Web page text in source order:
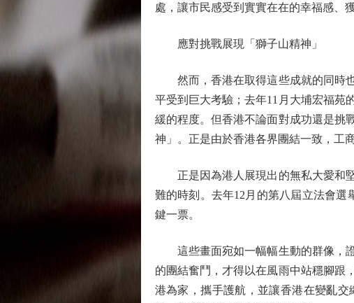
處，讓市民感受到實實在在的幸福感、獲
應對挑戰展現「獅子山精神」
然而，香港在取得這些成就的同時也
平受到巨大考驗；去年11月大埔宏福苑
緩的程度。但香港不論面對成功還是挑
神」。正是由於香港各界團結一致，工
正是因為港人展現出的無私大愛和堅
難的時刻。去年12月的第八屆立法會選
鍵一票。
這些畫面宛如一幅幅生動的群像，證
的團結奮鬥，才得以在風雨中站穩腳跟
港為家，攜手護航，並讓香港在變亂